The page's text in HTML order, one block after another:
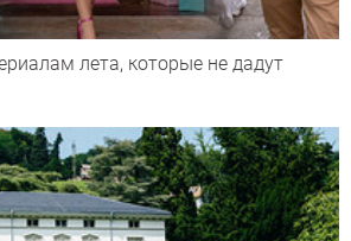
лета, которые не дадут